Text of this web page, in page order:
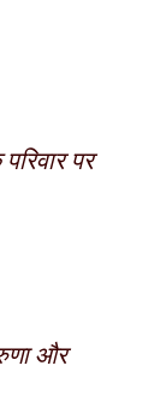
पर
और